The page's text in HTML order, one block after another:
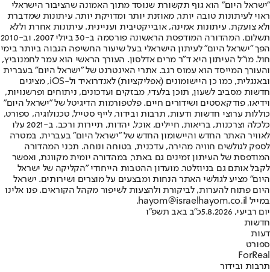
"ישראל היום" הוא גוף תקשורת שנוסד מתוך האמונה שהציבור הישראלי
ראוי לעיתונות טובה יותר, מאוזנת יותר ומדויקת יותר. עיתונות שמדברת
ולא צועקת. עיתונות אמינה, אובייקטיבית ועניינית. עיתונות אחרת וללא
תשלום. המהדורה המודפסת הראשונה פורסמה ב-30 ביולי 2007, וב-2010
הפך "ישראל היום" לעיתון הישראלי בעל שיעור החשיפה הגבוה ביותר בימי
חול. מו"ל העיתון היא ד"ר מרים אדלסון. העורך הראשי הוא עמר לחמנוביץ,
והעורך המייסד הוא עמוס רגב. אתרי האינטרנט של "ישראל היום" בעברית
ובאנגלית, כמו כן היישומונים (אפליקציות) לאנדרואיד ול-iOS, מציגים
חדשות מסביב לשעון, תוכן בלעדי, מבזקים ועדכונים, ניתוחים ופרשנויות,
וידיאו, פודקאסטים ושידורים חיים. פלטפורמות הדיגיטל של "ישראל היום"
כוללות ערוצי חדשות ודעות, תרבות ובידור, לייף סטייל, טכנולוגיה, ספורט,
כלכלה וצרכנות, בריאות, חיילים, אוכל, יהדות, תיירות ורכב. ב-2021 עלו
לאוויר האתר החדש והיישומון החדש של "ישראל היום" בעברית, במטרה
לספק לגולשים חוויה מהירה, עדכנית, בטוחה ונוחה. תכני המהדורה
המודפסת של העיתון זמינים גם באתר, במהדורה יומית מקוונת, ואפשר
לקבל אותם גם בניוזלטר. מועדון ההטבות הייחודי "הקליקה של ישראל
היום" מציע לגולשי האתר הנחות ומבצעים על מוצרים ושירותים. ישראל
היום פתוח להערות, לביקורת ולהצעות לשיפור מקהל הקוראים. פנו אלינו
במייל hayom@israelhayom.co.il.
יום רביעי, 5.8.2026
כ"ב באב תשפ"ו
חדשות
דעות
ספורט
ForReal
תרבות ובידור